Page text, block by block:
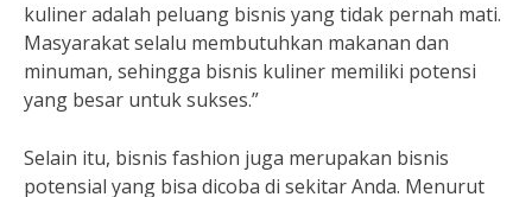
kuliner adalah peluang bisnis yang tidak pernah mati.
Masyarakat selalu membutuhkan makanan dan
minuman, sehingga bisnis kuliner memiliki potensi
yang besar untuk sukses.”
Selain itu, bisnis fashion juga merupakan bisnis
potensial yang bisa dicoba di sekitar Anda. Menurut